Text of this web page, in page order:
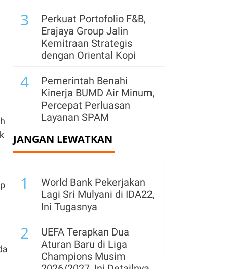
3
Perkuat Portofolio F&B,
Erajaya Group Jalin
Kemitraan Strategis
dengan Oriental Kopi
4
Pemerintah Benahi
Kinerja BUMD Air Minum,
Percepat Perluasan
Layanan SPAM
5
Tablet Jadi Alternatif
Notebook Murah, IDC:
Ubah Pilihan Konsumen
Menperin Ungkap
Pemicu PHK Terhadap
Ratusan Buruh Garmen
di Cimahi, Jabar
Freeport Ajukan
JANGAN LEWATKAN
1
World Bank Pekerjakan
Lagi Sri Mulyani di IDA22,
Ini Tugasnya
2
UEFA Terapkan Dua
Aturan Baru di Liga
Champions Musim